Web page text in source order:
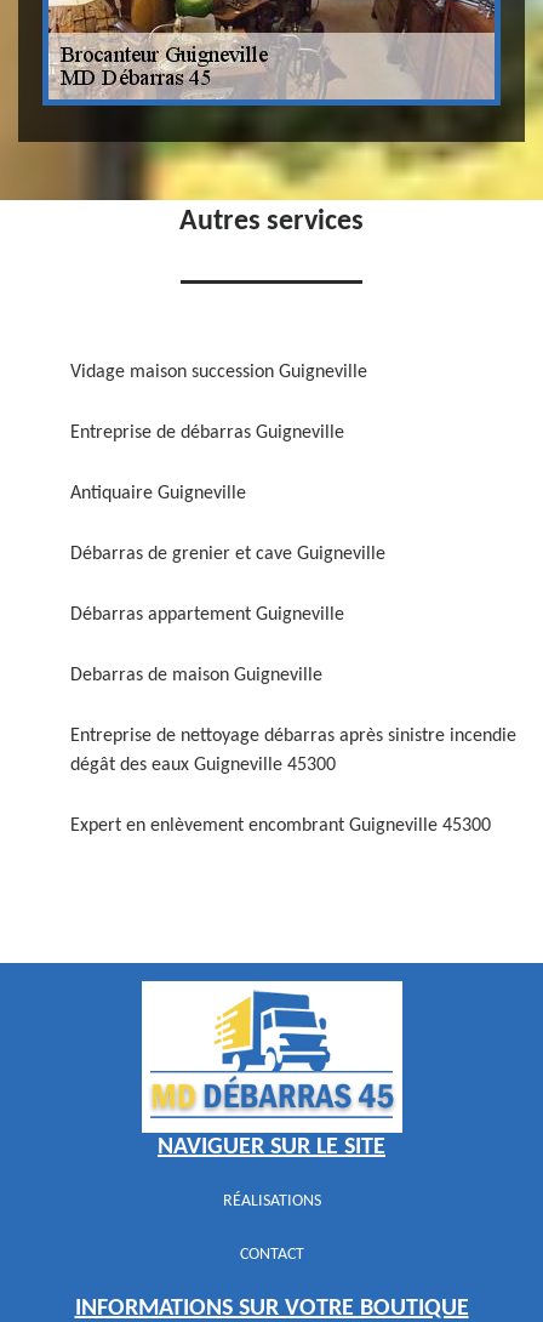
Autres services
Vidage maison succession Guigneville
Entreprise de débarras Guigneville
Antiquaire Guigneville
Débarras de grenier et cave Guigneville
Débarras appartement Guigneville
Debarras de maison Guigneville
Entreprise de nettoyage débarras après sinistre incendie
dégât des eaux Guigneville 45300
Expert en enlèvement encombrant Guigneville 45300
NAVIGUER SUR LE SITE
RÉALISATIONS
CONTACT
INFORMATIONS SUR VOTRE BOUTIQUE